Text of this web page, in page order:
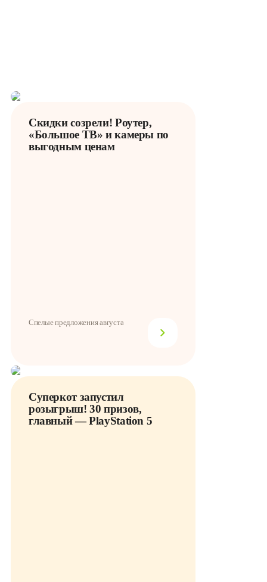
Скидки созрели! Роутер,
«Большое ТВ» и камеры по
выгодным ценам
Спелые предложения августа
Суперкот запустил
розыгрыш! 30 призов,
главный — PlayStation 5